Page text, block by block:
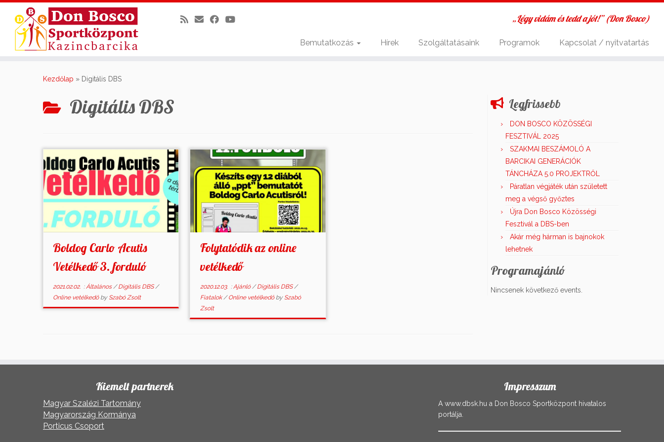
„Légy vidám és tedd a jót!” (Don Bosco)
Bemutatkozás Hírek Szolgáltatásaink Programok Kapcsolat / nyitvatartás
Kezdőlap » Digitális DBS
Digitális DBS
Boldog Carlo Acutis
Vetélkedő 3. forduló
2021.02.02. :Általános/Digitális DBS/
Online vetélkedő by Szabó Zsolt
Folytatódik az online
vetélkedő
2020.12.03.:Ajánló/Digitális DBS/
Fiatalok/Online vetélkedő by Szabó
Zsolt
Legfrissebb
DON BOSCO KÖZÖSSÉGI
FESZTIVÁL 2025
SZAKMAI BESZÁMOLÓ A
BARCIKAI GENERÁCIÓK
TÁNCHÁZA 5.0 PROJEKTRŐL
Páratlan végjáték után született
meg a végső győztes
Újra Don Bosco Közösségi
Fesztivál a DBS-ben
Akár még hárman is bajnokok
lehetnek
Programajánló
Nincsenek következő events.
Kiemelt partnerek
Magyar Szalézi Tartomány
Magyarország Kormánya
Porticus Csoport
Impresszum
A www.dbsk.hu a Don Bosco Sportközpont hivatalos
portálja.